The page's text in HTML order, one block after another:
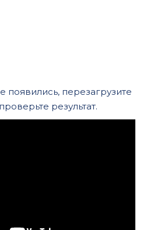
появились, перезагрузите
результат.